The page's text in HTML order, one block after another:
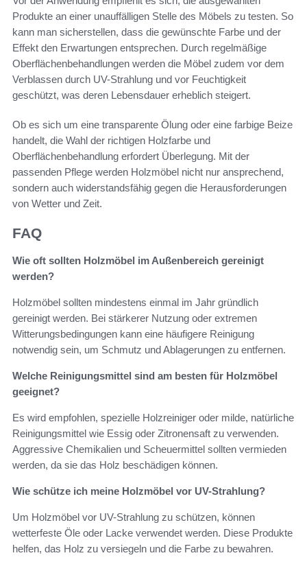
Produkte an einer unauffälligen Stelle des Möbels zu testen. So
kann man sicherstellen, dass die gewünschte Farbe und der
Effekt den Erwartungen entsprechen. Durch regelmäßige
Oberflächenbehandlungen werden die Möbel zudem vor dem
Verblassen durch UV-Strahlung und vor Feuchtigkeit
geschützt, was deren Lebensdauer erheblich steigert.
Ob es sich um eine transparente Ölung oder eine farbige Beize
handelt, die Wahl der richtigen Holzfarbe und
Oberflächenbehandlung erfordert Überlegung. Mit der
passenden Pflege werden Holzmöbel nicht nur ansprechend,
sondern auch widerstandsfähig gegen die Herausforderungen
von Wetter und Zeit.
FAQ
Wie oft sollten Holzmöbel im Außenbereich gereinigt
werden?
Holzmöbel sollten mindestens einmal im Jahr gründlich
gereinigt werden. Bei stärkerer Nutzung oder extremen
Witterungsbedingungen kann eine häufigere Reinigung
notwendig sein, um Schmutz und Ablagerungen zu entfernen.
Welche Reinigungsmittel sind am besten für Holzmöbel
geeignet?
Es wird empfohlen, spezielle Holzreiniger oder milde, natürliche
Reinigungsmittel wie Essig oder Zitronensaft zu verwenden.
Aggressive Chemikalien und Scheuermittel sollten vermieden
werden, da sie das Holz beschädigen können.
Wie schütze ich meine Holzmöbel vor UV-Strahlung?
Um Holzmöbel vor UV-Strahlung zu schützen, können
wetterfeste Öle oder Lacke verwendet werden. Diese Produkte
helfen, das Holz zu versiegeln und die Farbe zu bewahren.